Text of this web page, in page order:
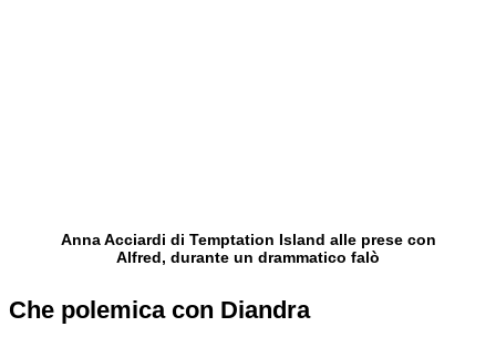
Anna Acciardi di Temptation Island alle prese con
Alfred, durante un drammatico falò
Che polemica con Diandra